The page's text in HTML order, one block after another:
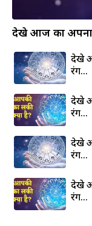
देखे आज का
देखे
रंग…
देखे
रंग…
देखे
रंग…
देखे
रंग…